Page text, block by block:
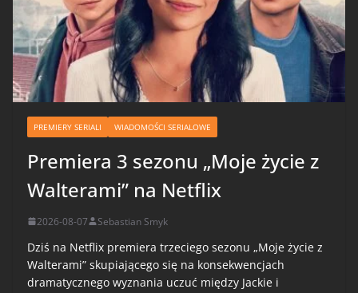
PREMIERY SERIALI WIADOMOŚCI SERIALOWE
Premiera 3 sezonu „Moje życie z
Walterami” na Netflix
2026-08-07 Sebastian Smyk
Dziś na Netflix premiera trzeciego sezonu „Moje życie z
Walterami” skupiającego się na konsekwencjach
dramatycznego wyznania uczuć między Jackie i